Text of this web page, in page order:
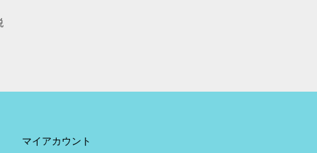
マイアカウント